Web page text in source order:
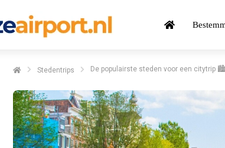
Stedentrips De populairste steden voor een citytrip